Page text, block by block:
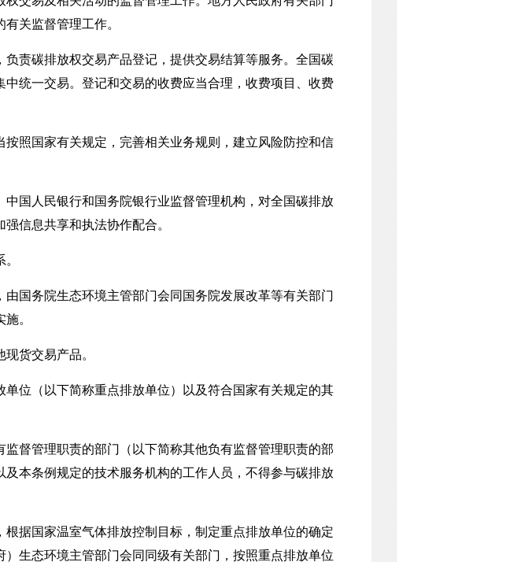
关监督管理工作。
碳排放权交易产品登记，提供交易结算等服务。全国碳
统一交易。登记和交易的收费应当合理，收费项目、收费
国家有关规定，完善相关业务规则，建立风险防控和信
人民银行和国务院银行业监督管理机构，对全国碳排放
信息共享和执法协作配合。
务院生态环境主管部门会同国务院发展改革等有关部门
。
货交易产品。
（以下简称重点排放单位）以及符合国家有关规定的其
管理职责的部门（以下简称其他负有监督管理职责的部
本条例规定的技术服务机构的工作人员，不得参与碳排放
国家温室气体排放控制目标，制定重点排放单位的确定
生态环境主管部门会同同级有关部门，按照重点排放单位